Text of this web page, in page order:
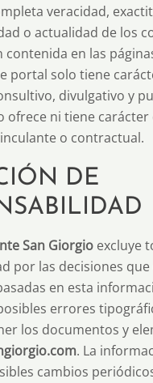
veracidad,
o actualidad de los
contenida en las
portal solo tiene
divulgativo y
ofrece ni tiene carácter
o contractual.
DE
San Giorgio excluye
por las decisiones que
en esta
errores
los documentos y
. La
cambios